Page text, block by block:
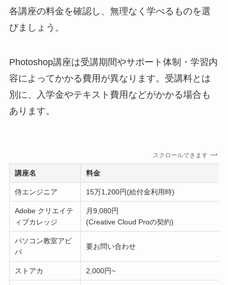
各講座の料金を確認し、無理なく学べるものを選
びましょう。
Photoshop講座は受講期間やサポート体制・学習内
容によってかかる費用が異なります。受講料とは
別に、入学金やテキスト費用などがかかる場合も
あります。
スクロールできます
講座名 料金
侍エンジニア 15万1,200円(給付金利用時)
Adobe クリエイテ
ィブカレッジ
月9,080円
(Creative Cloud Proの契約)
パソコン教室アビ
バ
要お問い合わせ
ストアカ 2,000円~